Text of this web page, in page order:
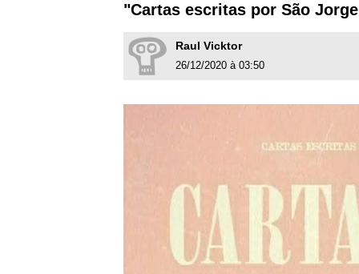
"Cartas escritas por São
Raul Vicktor
26/12/2020 à 03:50